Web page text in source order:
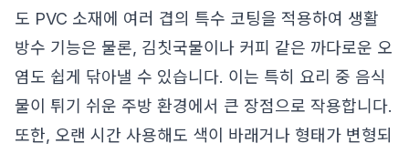
도 PVC 소재에 여러 겹의 특수 코팅을 적용하여 생활
방수 기능은 물론, 김칫국물이나 커피 같은 까다로운 오
염도 쉽게 닦아낼 수 있습니다. 이는 특히 요리 중 음식
물이 튀기 쉬운 주방 환경에서 큰 장점으로 작용합니다.
또한, 오랜 시간 사용해도 색이 바래거나 형태가 변형되